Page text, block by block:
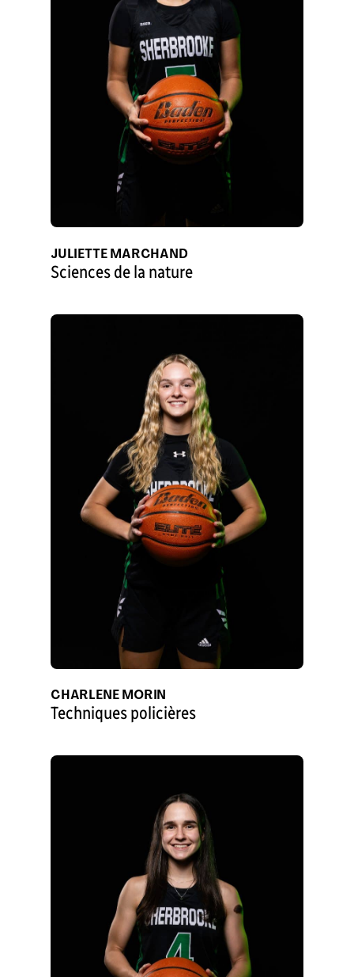
JULIETTE MARCHAND
Sciences de la nature
CHARLENE MORIN
Techniques policières